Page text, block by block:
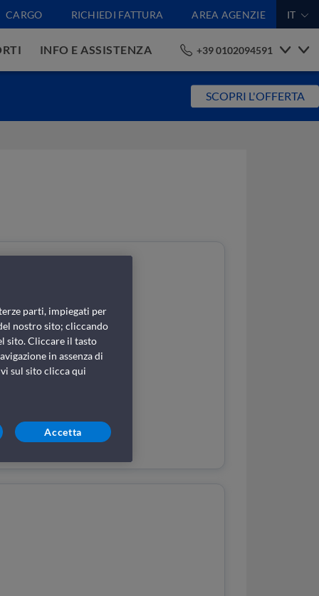
CARGO RICHIEDI FATTURA AREA AGENZIE IT
INFO E ASSISTENZA +39 0102094591
SCOPRI L'OFFERTA
Listini Merci
parti, impiegati per
nostro sito; cliccando
sito. Cliccare il tasto
in assenza di
sul sito clicca qui
Accetta